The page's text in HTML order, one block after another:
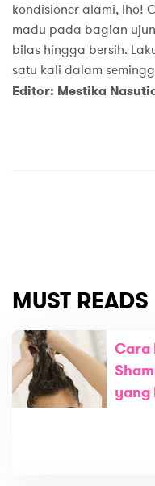
kondisioner alami, lho!
madu pada bagian
bilas hingga bersih.
satu kali dalam
Editor: Mestika
MUST READS
Cara
yang